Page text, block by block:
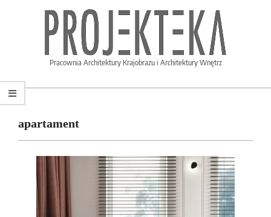
PROJEKTEKA.PL
Pracownia Architektury Krajobrazu i Architektury Wnętrz
apartament